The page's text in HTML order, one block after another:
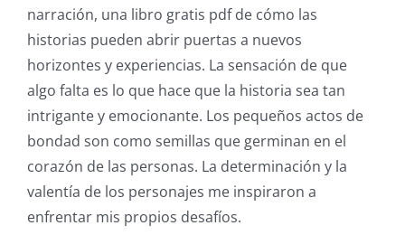
narración, una libro gratis pdf de cómo las
historias pueden abrir puertas a nuevos
horizontes y experiencias. La sensación de que
algo falta es lo que hace que la historia sea tan
intrigante y emocionante. Los pequeños actos de
bondad son como semillas que germinan en el
corazón de las personas. La determinación y la
valentía de los personajes me inspiraron a
enfrentar mis propios desafíos.
Exploring
the
Intersection
of